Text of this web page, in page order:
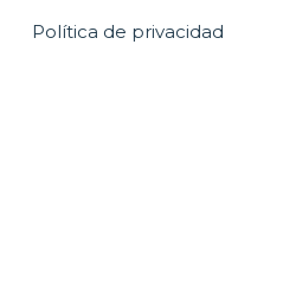
Política de privacidad